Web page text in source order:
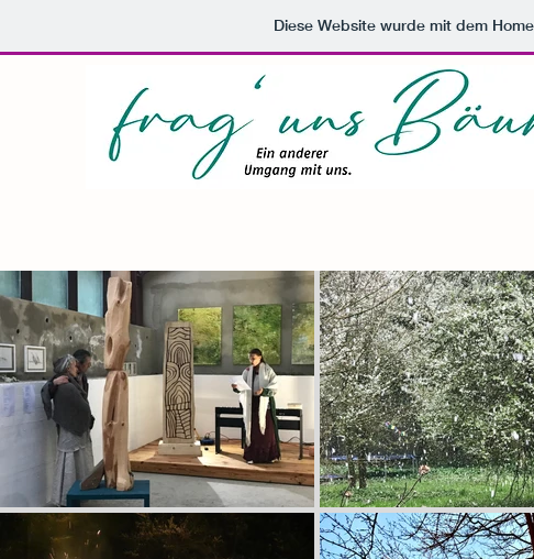
Diese Website wurde mit dem